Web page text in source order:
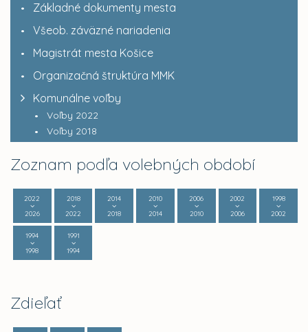
Základné dokumenty mesta
Všeob. záväzné nariadenia
Magistrát mesta Košice
Organizačná štruktúra MMK
Komunálne voľby
Voľby 2022
Voľby 2018
Zoznam podľa volebných období
2022
2026
2018
2022
2014
2018
2010
2014
2006
2010
2002
2006
1998
2002
1994
1998
1991
1994
Zdieľať